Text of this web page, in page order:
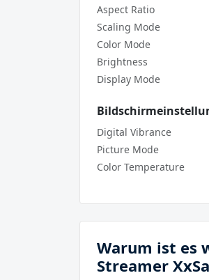
Aspect Ratio
Scaling Mode
Color Mode
Brightness
Display Mode
Digital Vibrance
Picture Mode
Color Temperature
Warum ist es
Streamer